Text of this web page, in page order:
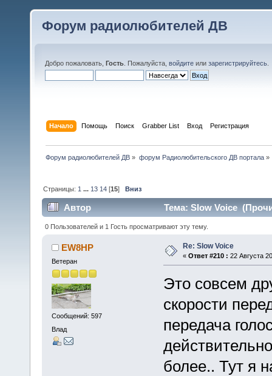
Форум радиолюбителей ДВ
Добро пожаловать, Гость . Пожалуйста, войдите или зарегистрируйтесь
Начало Помощь Поиск Grabber List Вход Регистрация
Форум радиолюбителей ДВ » форум Радиолюбительского ДВ портала»
Страницы: 1 ... 13 14 [15]Вниз
Автор Тема: Slow Voice
0 Пользователей и 1 Гость просматривают эту тему.
EW8HP
Ветеран
Сообщений: 597
Влад
Re: Slow Voice
« Ответ #210 : 22 Августа
Это совсем
скорости
передача
более.. Тут я